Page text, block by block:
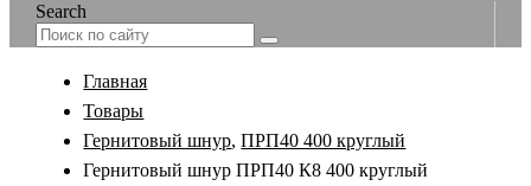
Search
Главная
Товары
Гернитовый шнур,ПРП40 400 круглый
Гернитовый шнур ПРП40 К8 400 круглый